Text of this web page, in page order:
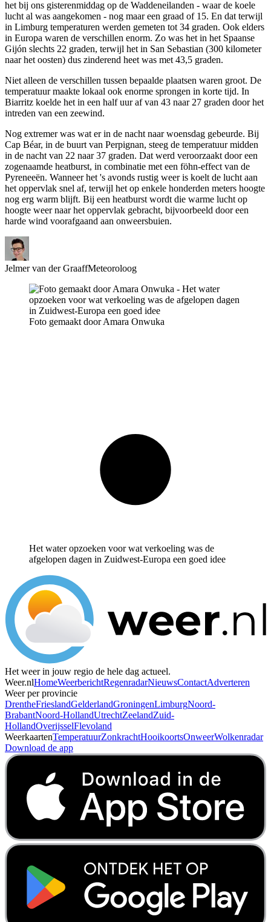
het bij ons gisterenmiddag op de Waddeneilanden - waar de koele
lucht al was aangekomen - nog maar een graad of 15. En dat terwijl
in Limburg temperaturen werden gemeten tot 34 graden. Ook elders
in Europa waren de verschillen enorm. Zo was het in het Spaanse
Gijón slechts 22 graden, terwijl het in San Sebastian (300 kilometer
naar het oosten) dus zinderend heet was met 43,5 graden.
Niet alleen de verschillen tussen bepaalde plaatsen waren groot. De
temperatuur maakte lokaal ook enorme sprongen in korte tijd. In
Biarritz koelde het in een half uur af van 43 naar 27 graden door het
intreden van een zeewind.
Nog extremer was wat er in de nacht naar woensdag gebeurde. Bij
Cap Béar, in de buurt van Perpignan, steeg de temperatuur midden
in de nacht van 22 naar 37 graden. Dat werd veroorzaakt door een
zogenaamde heatburst, in combinatie met een föhn-effect van de
Pyreneeën. Wanneer het 's avonds rustig weer is koelt de lucht aan
het oppervlak snel af, terwijl het op enkele honderden meters hoogte
nog erg warm blijft. Bij een heatburst wordt die warme lucht op
hoogte weer naar het oppervlak gebracht, bijvoorbeeld door een
harde wind voorafgaand aan onweersbuien.
Jelmer van der GraaffMeteoroloog
Foto gemaakt door Amara Onwuka
Het water opzoeken voor wat verkoeling was de
afgelopen dagen in Zuidwest-Europa een goed idee
Het weer in jouw regio de hele dag actueel.
Weer.nlHomeWeerberichtRegenradarNieuwsContactAdverteren
Weer per provincie
DrentheFrieslandGelderlandGroningenLimburgNoord-
BrabantNoord-HollandUtrechtZeelandZuid-
HollandOverijsselFlevoland
WeerkaartenTemperatuurZonkrachtHooikoortsOnweerWolkenradar
Download de app